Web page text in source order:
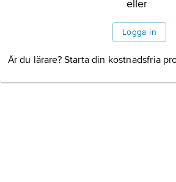
eller
Logga in
Är du lärare? Starta din kostnadsfria